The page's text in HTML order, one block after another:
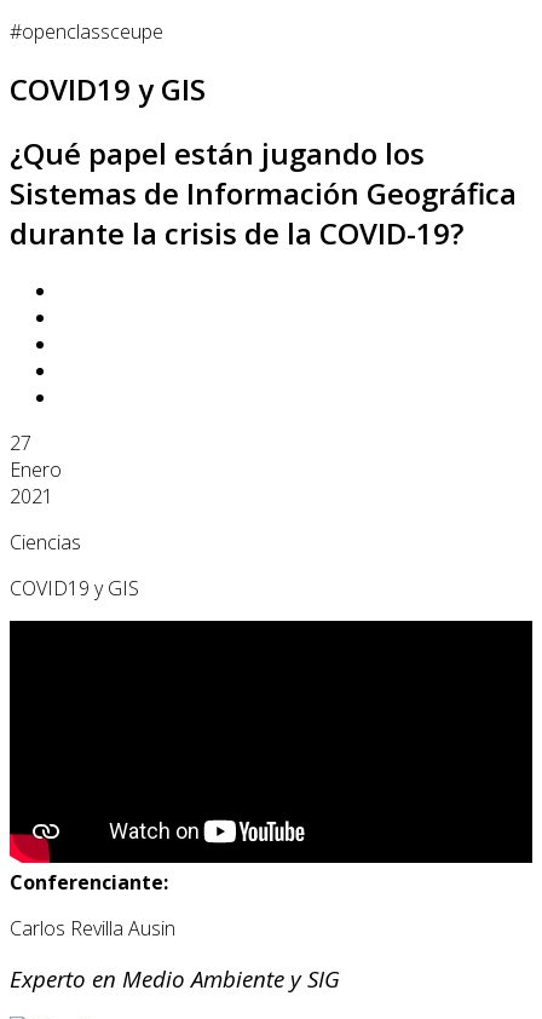
#openclassceupe
COVID19 y GIS
¿Qué papel están jugando los
Sistemas de Información Geográfica
durante la crisis de la COVID-19?
27
Enero
2021
Ciencias
COVID19 y GIS
Conferenciante:
Carlos Revilla Ausin
Experto en Medio Ambiente y SIG